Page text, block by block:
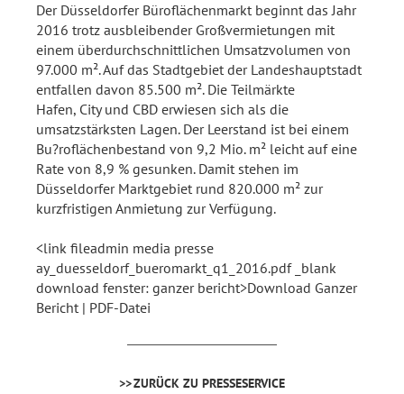
Der Düsseldorfer Büroflächenmarkt beginnt das Jahr
2016 trotz ausbleibender Großvermietungen mit
einem überdurchschnittlichen Umsatzvolumen von
97.000 m². Auf das Stadtgebiet der Landeshauptstadt
entfallen davon 85.500 m². Die Teilmärkte
Hafen, City und CBD erwiesen sich als die
umsatzstärksten Lagen. Der Leerstand ist bei einem
Bu?roflächenbestand von 9,2 Mio. m² leicht auf eine
Rate von 8,9 % gesunken. Damit stehen im
Düsseldorfer Marktgebiet rund 820.000 m² zur
kurzfristigen Anmietung zur Verfügung.
<link fileadmin media presse
ay_duesseldorf_bueromarkt_q1_2016.pdf _blank
download fenster: ganzer bericht>Download Ganzer
Bericht | PDF-Datei
ZURÜCK ZU PRESSESERVICE